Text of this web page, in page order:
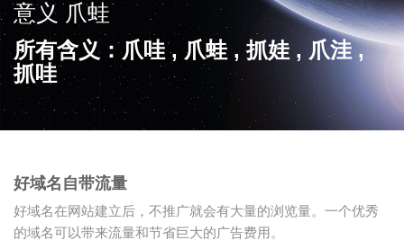
意义 爪蛙
所有含义：爪哇 , 爪蛙 , 抓娃 , 爪洼 ,
抓哇
好域名自带流量
好域名在网站建立后，不推广就会有大量的浏览量。一个优秀
的域名可以带来流量和节省巨大的广告费用。